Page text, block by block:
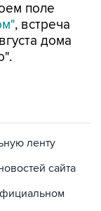
поле
, встреча
дома
ленту
сайта